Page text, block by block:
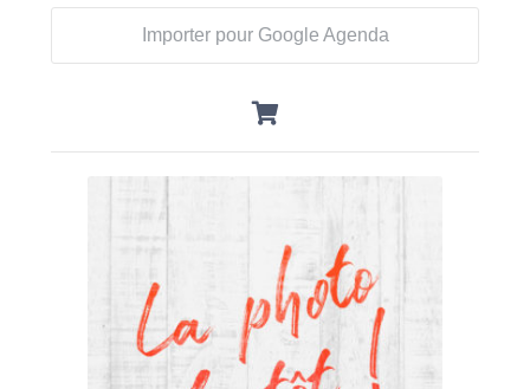
Importer pour Google Agenda